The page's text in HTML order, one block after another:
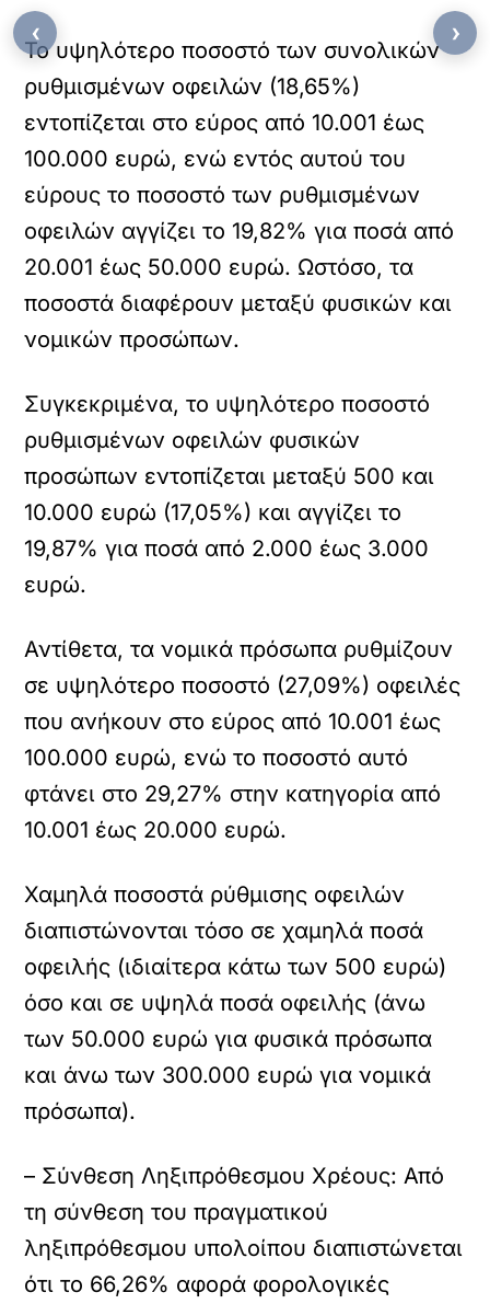
Το υψηλότερο ποσοστό των συνολικών
ρυθμισμένων οφειλών (18,65%)
εντοπίζεται στο εύρος από 10.001 έως
100.000 ευρώ, ενώ εντός αυτού του
εύρους το ποσοστό των ρυθμισμένων
οφειλών αγγίζει το 19,82% για ποσά από
20.001 έως 50.000 ευρώ. Ωστόσο, τα
ποσοστά διαφέρουν μεταξύ φυσικών και
νομικών προσώπων.
Συγκεκριμένα, το υψηλότερο ποσοστό
ρυθμισμένων οφειλών φυσικών
προσώπων εντοπίζεται μεταξύ 500 και
10.000 ευρώ (17,05%) και αγγίζει το
19,87% για ποσά από 2.000 έως 3.000
ευρώ.
Αντίθετα, τα νομικά πρόσωπα ρυθμίζουν
σε υψηλότερο ποσοστό (27,09%) οφειλές
που ανήκουν στο εύρος από 10.001 έως
100.000 ευρώ, ενώ το ποσοστό αυτό
φτάνει στο 29,27% στην κατηγορία από
10.001 έως 20.000 ευρώ.
Χαμηλά ποσοστά ρύθμισης οφειλών
διαπιστώνονται τόσο σε χαμηλά ποσά
οφειλής (ιδιαίτερα κάτω των 500 ευρώ)
όσο και σε υψηλά ποσά οφειλής (άνω
των 50.000 ευρώ για φυσικά πρόσωπα
και άνω των 300.000 ευρώ για νομικά
πρόσωπα).
– Σύνθεση Ληξιπρόθεσμου Χρέους: Από
τη σύνθεση του πραγματικού
ληξιπρόθεσμου υπολοίπου διαπιστώνεται
ότι το 66,26% αφορά φορολογικές
‹ ›